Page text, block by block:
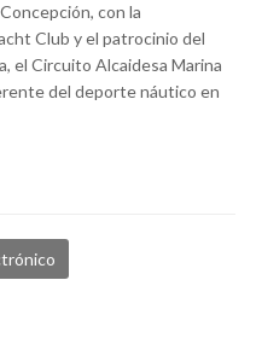
con la
Club y el patrocinio del
el Circuito Alcaidesa Marina
del deporte náutico en